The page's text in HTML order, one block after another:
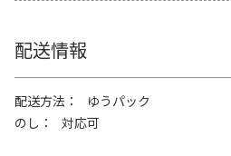
配送情報
配送方法
ゆうパック
のし
対応可